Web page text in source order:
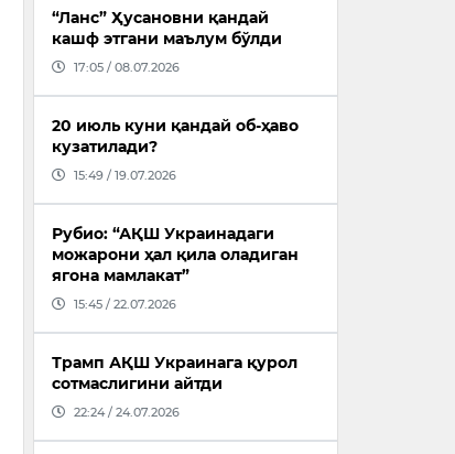
“Ланс” Ҳусановни қандай
кашф этгани маълум бўлди
17:05 / 08.07.2026
20 июль куни қандай об-ҳаво
кузатилади?
15:49 / 19.07.2026
Рубио: “АҚШ Украинадаги
можарони ҳал қила оладиган
ягона мамлакат”
15:45 / 22.07.2026
Трамп АҚШ Украинага қурол
сотмаслигини айтди
22:24 / 24.07.2026